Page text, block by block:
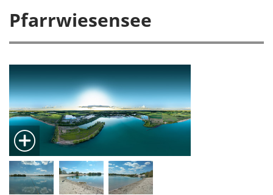
Pfarrwiesensee